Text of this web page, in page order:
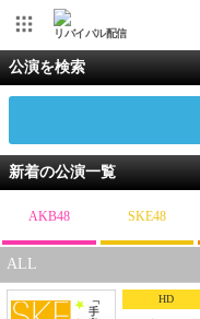
リバイバル配信
公演を検索
新着の公演一覧
AKB48 SKE48
ALL
HD